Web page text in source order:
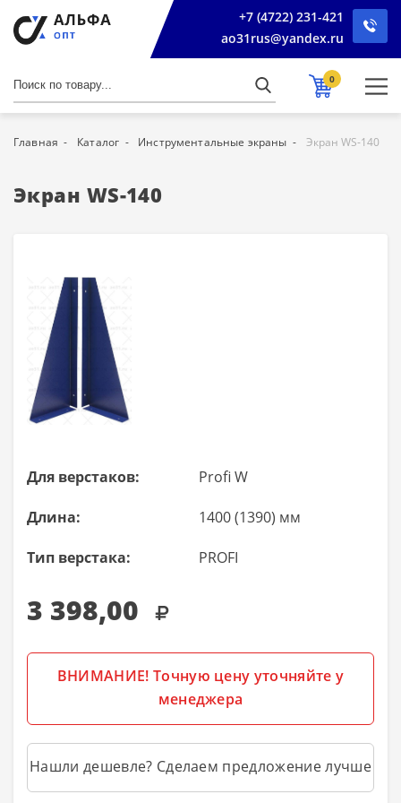
+7 (4722) 231-421
ao31rus@yandex.ru
0
Главная Каталог Инструментальные экраны Экран WS-140
Экран WS-140
Для верстаков: Profi W
Длина: 1400 (1390) мм
Тип верстака: PROFI
3 398,00
ВНИМАНИЕ! Точную цену уточняйте у
менеджера
Нашли дешевле? Сделаем предложение лучше